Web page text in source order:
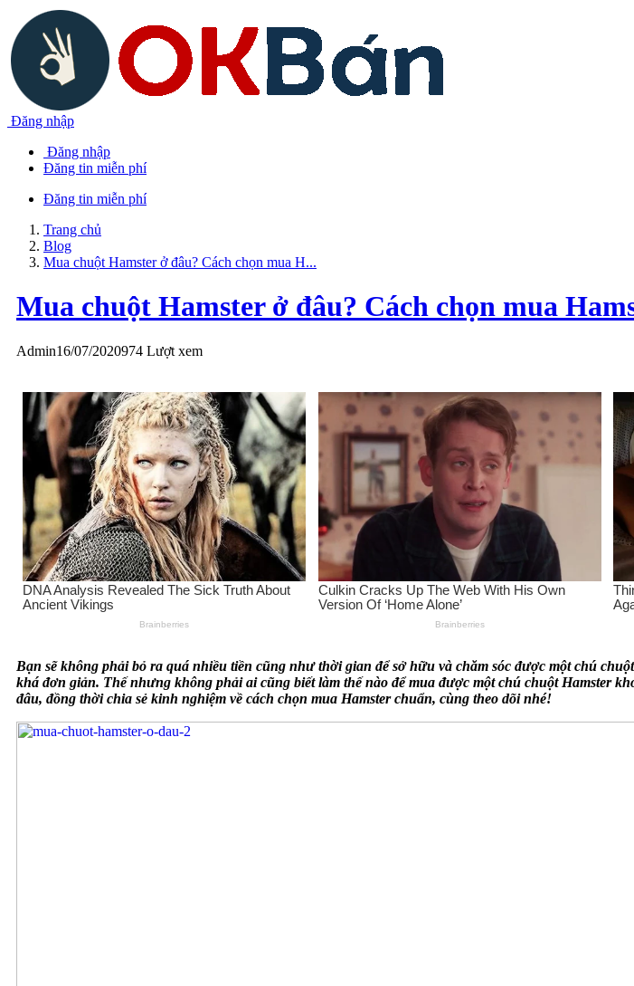
Đăng nhập
Đăng nhập
Đăng tin miễn phí
Đăng tin miễn phí
Trang chủ
Blog
Mua chuột Hamster ở đâu? Cách chọn mua H...
Mua chuột Hamster ở đâu? Cách chọn mua
Admin16/07/2020974 Lượt xem
Bạn sẽ không phải bỏ ra quá nhiều tiền cũng như thời gian để sở hữu và chăm sóc được một chú
khá đơn giản. Thế nhưng không phải ai cũng biết làm thế nào để mua được một chú chuột Hamster
đâu, đồng thời chia sẻ kinh nghiệm về cách chọn mua Hamster chuẩn, cùng theo dõi nhé!